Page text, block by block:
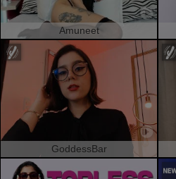
Amuneet
GoddessBar